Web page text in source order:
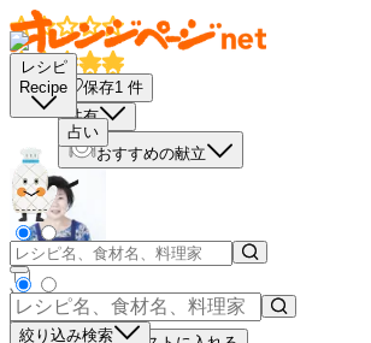
レシピ
Recipe
占い
絞り込み検索
保存1 件
共有
おすすめの献立
－
＋